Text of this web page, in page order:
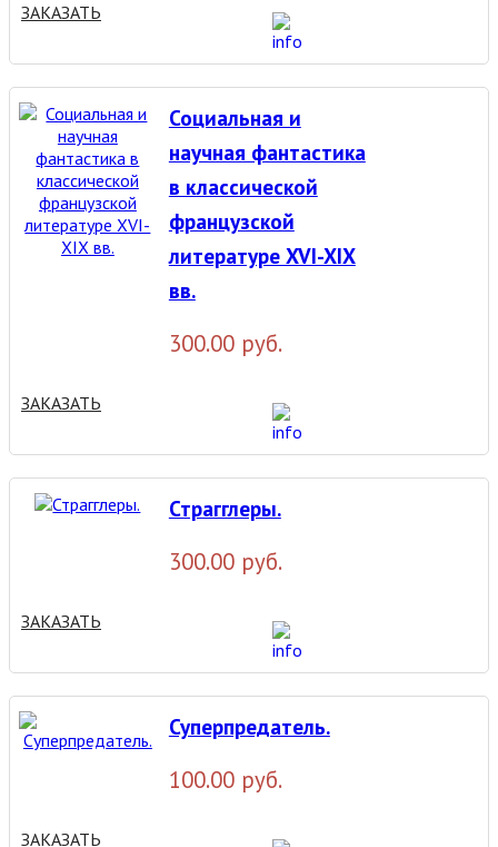
ЗАКАЗАТЬ
Социальная и
научная фантастика
в классической
французской
литературе XVI-XIX
вв.
300.00 руб.
ЗАКАЗАТЬ
Страгглеры.
300.00 руб.
ЗАКАЗАТЬ
Суперпредатель.
100.00 руб.
ЗАКАЗАТЬ